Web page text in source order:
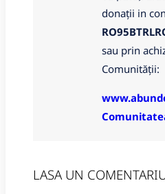
donații in
sau prin
Comunității:
LASA UN